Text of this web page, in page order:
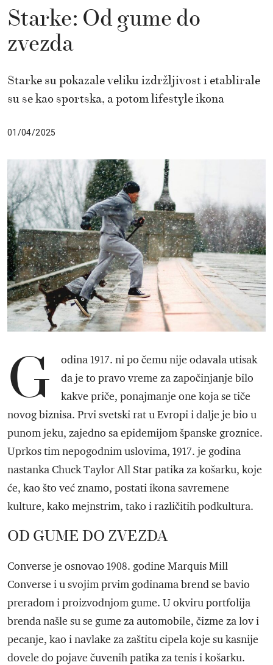
Starke: Od gume do
zvezda
Starke su pokazale veliku izdržljivost i etablirale
su se kao sportska, a potom lifestyle ikona
01/04/2025
G
odina 1917. ni po čemu nije odavala utisak
da je to pravo vreme za započinjanje bilo
kakve priče, ponajmanje one koja se tiče
novog biznisa. Prvi svetski rat u Evropi i dalje je bio u
punom jeku, zajedno sa epidemijom španske groznice.
Uprkos tim nepogodnim uslovima, 1917. je godina
nastanka Chuck Taylor All Star patika za košarku, koje
će, kao što već znamo, postati ikona savremene
kulture, kako mejnstrim, tako i različitih podkultura.
OD GUME DO ZVEZDA
Converse je osnovao 1908. godine Marquis Mill
Converse i u svojim prvim godinama brend se bavio
preradom i proizvodnjom gume. U okviru portfolija
brenda našle su se gume za automobile, čizme za lov i
pecanje, kao i navlake za zaštitu cipela koje su kasnije
dovele do pojave čuvenih patika za tenis i košarku.